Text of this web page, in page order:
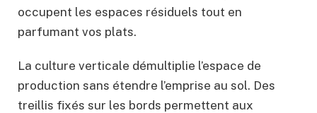
occupent les espaces résiduels tout en
parfumant vos plats.
La culture verticale démultiplie l’espace de
production sans étendre l’emprise au sol. Des
treillis fixés sur les bords permettent aux